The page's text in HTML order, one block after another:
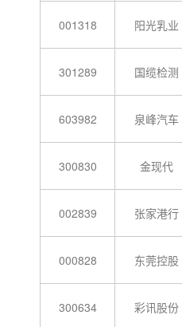
001318 阳光乳业
301289 国缆检测
603982 泉峰汽车
300830 金现代
002839 张家港行
000828 东莞控股
300634 彩讯股份